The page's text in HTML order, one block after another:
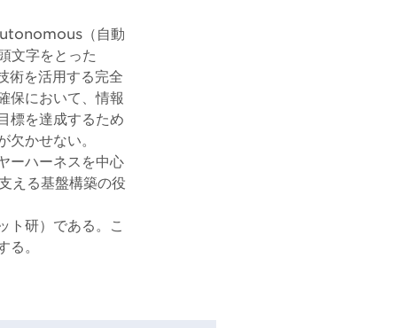
（自動
文字をとった
術を活用する完全
保において、情報
標を達成するため
かせない。
ーハーネスを中心
える基盤構築の役
ト研）である。こ
。